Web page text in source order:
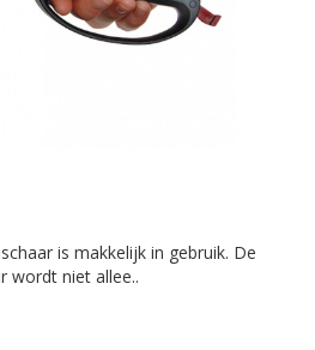
is makkelijk in gebruik. De
wordt niet allee..